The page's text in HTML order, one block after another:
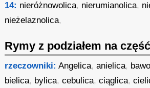
14: nieróżnowolica, nierumianolica,
nieżelaznolica,
Rymy z podziałem na
rzeczowniki: Angelica,anielica,
bielica, bylica,cebulica,ciąglica,